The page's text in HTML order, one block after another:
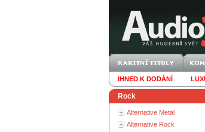
IHNED K DODÁNÍ
Rock
Alternative Metal
Alternative Rock